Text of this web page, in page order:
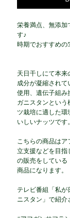
栄養満点、無添加
す♪
時期でおすすめの
天日干しにて本
成分が凝縮されて
使用、遺伝子組み
ガニスタンという
ツ栽培に適した環
いしいナッツです。
こちらの商品は
立支援などを目
の販売をしている
商品になります。
テレビ番組「私
ニスタン」で紹介